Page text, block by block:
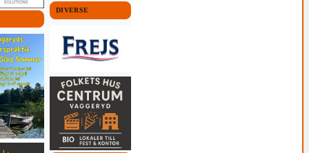
DIVERSE